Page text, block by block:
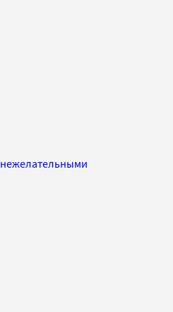
нежелательными